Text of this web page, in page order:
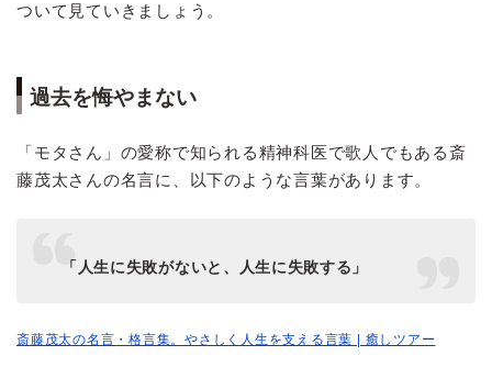
ついて見ていきましょう。
過去を悔やまない
「モタさん」の愛称で知られる精神科医で歌人でもある斎
藤茂太さんの名言に、以下のような言葉があります。
「人生に失敗がないと、人生に失敗する」
斎藤茂太の名言・格言集。やさしく人生を支える言葉 | 癒しツアー